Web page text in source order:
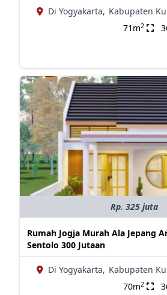
Di Yogyakarta, Kabupaten
71m2
Rp. 325 juta
Rumah Jogja Murah Ala Jepang
Sentolo 300 Jutaan
Di Yogyakarta, Kabupaten
70m2